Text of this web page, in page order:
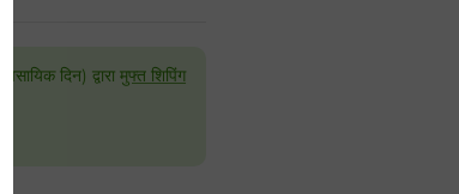
दिन) द्वारामुफ्त शिपिंग